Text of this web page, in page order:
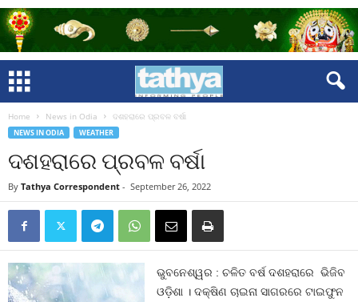
Home News in Odia ଦଶହରାରେ ପ୍ରବଳ ବର୍ଷା
NEWS IN ODIA WEATHER
ଦଶହରାରେ ପ୍ରବଳ ବର୍ଷା
By Tathya Correspondent - September 26, 2022
ଭୁବନେଶ୍ୱର : ଚଳିତ ବର୍ଷ ଦଶହରାରେ ଭିଜିବ
ଓଡ଼ିଶା । ଦକ୍ଷିଣ ଚାଇନା ସାଗରରେ ଟାଇଫୁନ